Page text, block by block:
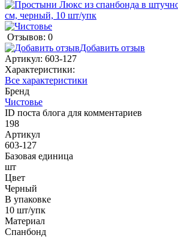
Отзывов: 0
Добавить отзыв
Артикул: 603-127
Характеристики:
Все характеристики
Бренд
Чистовье
ID поста блога для комментариев
198
Артикул
603-127
Базовая единица
шт
Цвет
Черный
В упаковке
10 шт/упк
Материал
Спанбонд